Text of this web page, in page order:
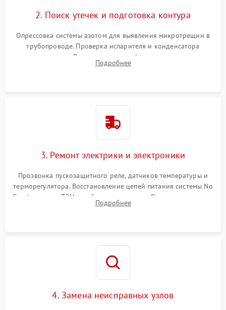
2. Поиск утечек и подготовка контура
Опрессовка системы азотом для выявления микротрещин в
трубопроводе. Проверка испарителя и конденсатора
течеискателем. Демонтаж старого фильтра-осушителя и
продувка капиллярной трубки для устранения засоров.
Подробнее
3. Ремонт электрики и электроники
Прозвонка пускозащитного реле, датчиков температуры и
терморегулятора. Восстановление цепей питания системы No
Frost, включая ТЭН оттайки и вентилятор. Ремонт или замена
платы управления при сбоях алгоритмов.
Подробнее
4. Замена неисправных узлов